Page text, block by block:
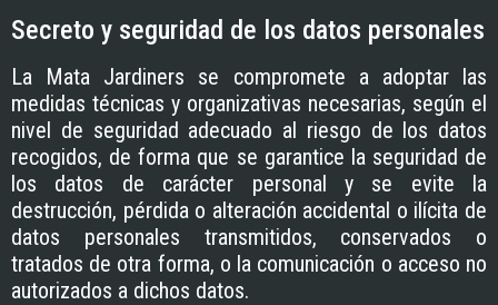
Secreto y seguridad de los datos personales
La Mata Jardiners se compromete a adoptar las
medidas técnicas y organizativas necesarias, según el
nivel de seguridad adecuado al riesgo de los datos
recogidos, de forma que se garantice la seguridad de
los datos de carácter personal y se evite la
destrucción, pérdida o alteración accidental o ilícita de
datos personales transmitidos, conservados o
tratados de otra forma, o la comunicación o acceso no
autorizados a dichos datos.